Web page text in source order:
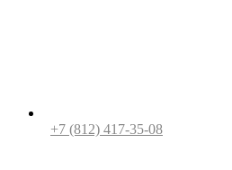
+7 (812) 417-35-08